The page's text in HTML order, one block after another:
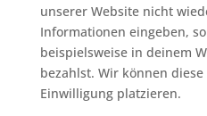
unserer Website nicht
Informationen eingeben,
beispielsweise in deinem
bezahlst. Wir können
Einwilligung platzieren.